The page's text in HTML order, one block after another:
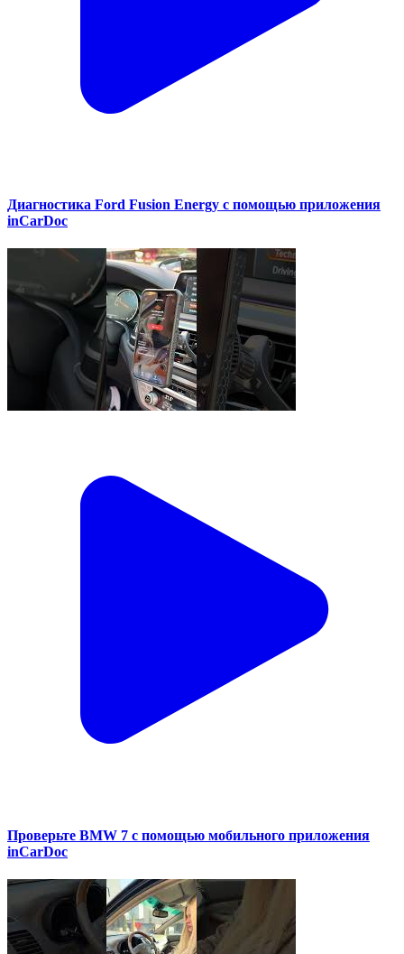
Диагностика Ford Fusion Energy с помощью приложения
inCarDoc
Проверьте BMW 7 с помощью мобильного приложения
inCarDoc